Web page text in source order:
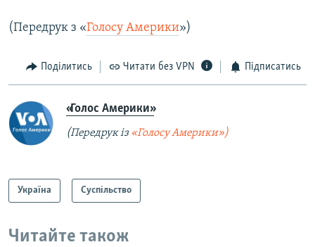
(Передрук з «Голосу Америки»)
Поділитись Читати без VPN Підписатись
«Голос Америки»
(Передрук із «Голосу Америки»)
Україна Суспільство
Читайте також